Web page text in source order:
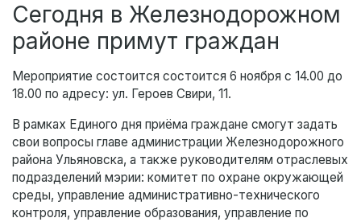
Сегодня в Железнодорожном
районе примут граждан
Мероприятие состоится состоится 6 ноября с 14.00 до
18.00 по адресу: ул. Героев Свири, 11.
В рамках Единого дня приёма граждане смогут задать
свои вопросы главе администрации Железнодорожного
района Ульяновска, а также руководителям отраслевых
подразделений мэрии: комитет по охране окружающей
среды, управление административно-технического
контроля, управление образования, управление по